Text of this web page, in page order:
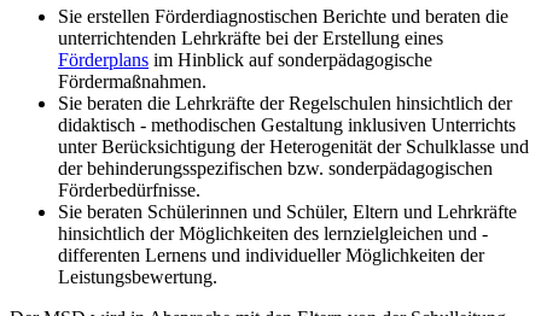
Sie erstellen Förderdiagnostischen Berichte und beraten die
unterrichtenden Lehrkräfte bei der Erstellung eines
Förderplans im Hinblick auf sonderpädagogische
Fördermaßnahmen.
Sie beraten die Lehrkräfte der Regelschulen hinsichtlich der
didaktisch - methodischen Gestaltung inklusiven Unterrichts
unter Berücksichtigung der Heterogenität der Schulklasse und
der behinderungsspezifischen bzw. sonderpädagogischen
Förderbedürfnisse.
Sie beraten Schülerinnen und Schüler, Eltern und Lehrkräfte
hinsichtlich der Möglichkeiten des lernzielgleichen und -
differenten Lernens und individueller Möglichkeiten der
Leistungsbewertung.